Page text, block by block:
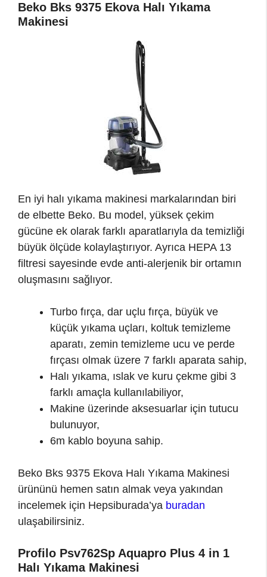
Beko Bks 9375 Ekova Halı Yıkama
Makinesi
En iyi halı yıkama makinesi markalarından biri
de elbette Beko. Bu model, yüksek çekim
gücüne ek olarak farklı aparatlarıyla da temizliği
büyük ölçüde kolaylaştırıyor. Ayrıca HEPA 13
filtresi sayesinde evde anti-alerjenik bir ortamın
oluşmasını sağlıyor.
Turbo fırça, dar uçlu fırça, büyük ve
küçük yıkama uçları, koltuk temizleme
aparatı, zemin temizleme ucu ve perde
fırçası olmak üzere 7 farklı aparata sahip,
Halı yıkama, ıslak ve kuru çekme gibi 3
farklı amaçla kullanılabiliyor,
Makine üzerinde aksesuarlar için tutucu
bulunuyor,
6m kablo boyuna sahip.
Beko Bks 9375 Ekova Halı Yıkama Makinesi
ürününü hemen satın almak veya yakından
incelemek için Hepsiburada’ya buradan
ulaşabilirsiniz.
Profilo Psv762Sp Aquapro Plus 4 in 1
Halı Yıkama Makinesi